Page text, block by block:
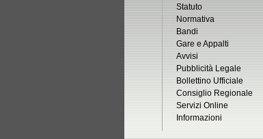
Statuto
Normativa
Bandi
Gare e Appalti
Avvisi
Pubblicità Legale
Bollettino Ufficiale
Consiglio Regionale
Servizi Online
Informazioni